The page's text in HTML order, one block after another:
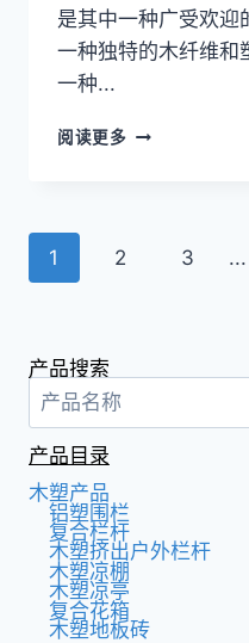
是其中一种广受欢迎
一种独特的木纤维和
一种...
阅读更多
合
板
页
导
航
1 2 3 ...
产品搜索
产品目录
木塑产品
铝塑围栏
复合栏杆
木塑挤出户外栏杆
木塑凉棚
木塑凉亭
复合花箱
木塑地板砖